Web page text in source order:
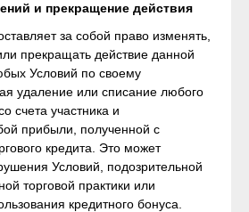
и прекращение действия
за собой право изменять,
прекращать действие данной
Условий по своему
удаление или списание любого
счета участника и
прибыли, полученной с
кредита. Это может
Условий, подозрительной
торговой практики или
кредитного бонуса.